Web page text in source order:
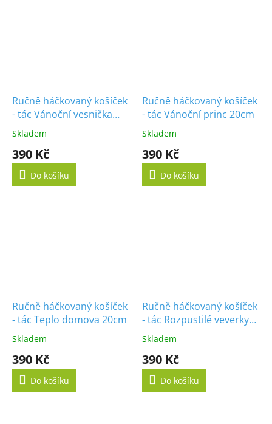
Ručně háčkovaný košíček
- tác Vánoční vesnička
20cm
Skladem
390 Kč
Do košíku
Ručně háčkovaný košíček
- tác Vánoční princ 20cm
Skladem
390 Kč
Do košíku
Ručně háčkovaný košíček
- tác Teplo domova 20cm
Skladem
390 Kč
Do košíku
Ručně háčkovaný košíček
- tác Rozpustilé veverky
20cm
Skladem
390 Kč
Do košíku